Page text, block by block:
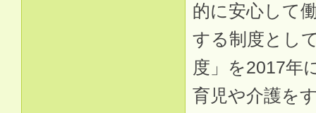
的に安心して
する制度とし
度」を2017年
育児や介護を